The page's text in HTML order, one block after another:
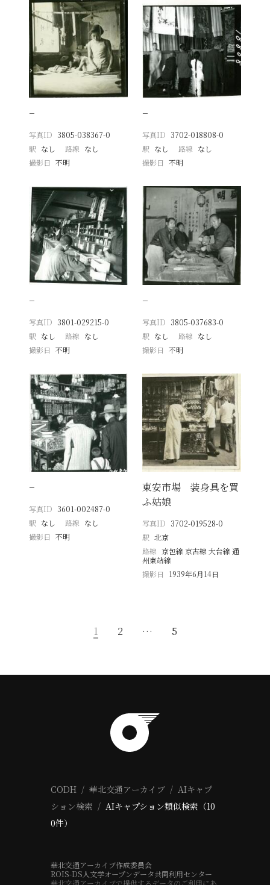
−
写真ID 3805-038367-0
駅 なし 路線 なし
撮影日
不明
−
写真ID 3702-018808-0
駅 なし 路線 なし
撮影日 不明
−
写真ID 3801-029215-0
駅 なし 路線 なし
撮影日
不明
−
写真ID 3805-037683-0
駅 なし 路線 なし
撮影日 不明
−
写真ID 3601-002487-0
駅 なし 路線 なし
撮影日
不明
東安市場 装身具を買
ふ姑娘
写真ID 3702-019528-0
駅 北京
路線 京包線 京古線 大台線 通
州東站線
撮影日
1939年6月14日
1 2 … 5
CODH 華北交通アーカイブ
AIキャプ
ション検索
AIキャプション類似検索（10
0件）
華北交通アーカイブ作成委員会
ROIS-DS人文学オープンデータ共同利用センター